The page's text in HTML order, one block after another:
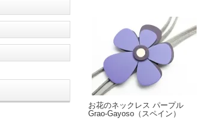
お花のネックレス パープル
Grao-Gayoso（スペイン）